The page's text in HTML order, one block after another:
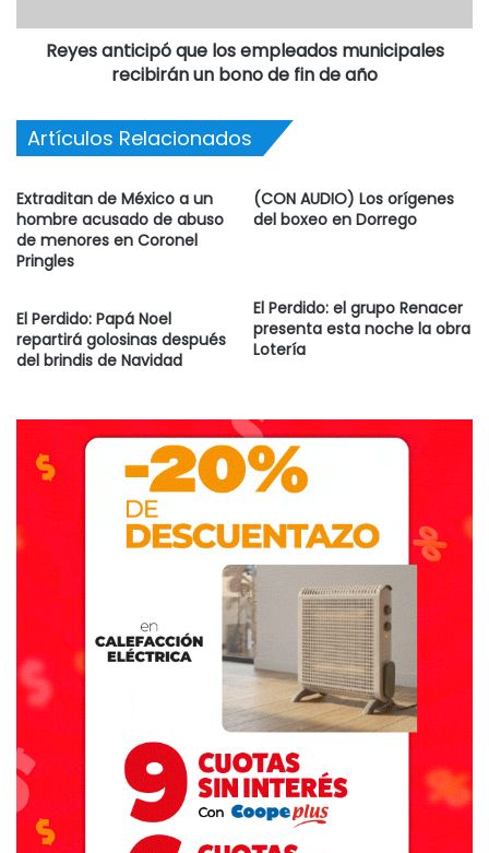
Reyes anticipó que los empleados municipales
recibirán un bono de fin de año
Artículos Relacionados
Extraditan de México a un
hombre acusado de abuso
de menores en Coronel
Pringles
(CON AUDIO) Los orígenes
del boxeo en Dorrego
El Perdido: Papá Noel
repartirá golosinas después
del brindis de Navidad
El Perdido: el grupo Renacer
presenta esta noche la obra
Lotería